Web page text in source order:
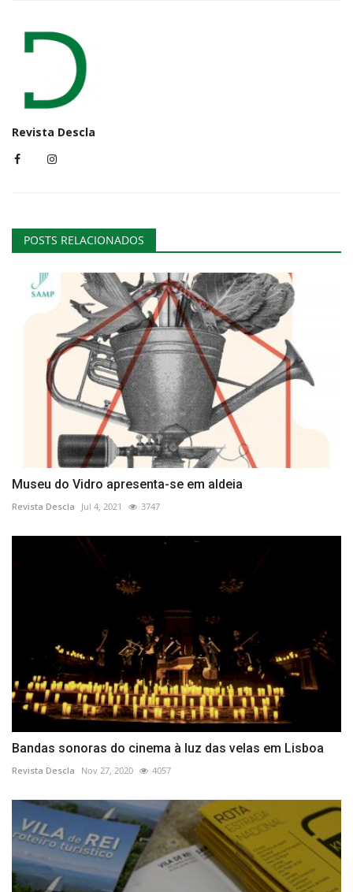
Revista Descla
POSTS RELACIONADOS
Museu do Vidro apresenta-se em aldeia
Revista Descla Jul 4, 2021 3747
Bandas sonoras do cinema à luz das velas em Lisboa
Revista Descla Nov 27, 2020 4057